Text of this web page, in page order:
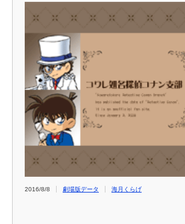
2016/8/8 劇場版データ 海月くらげ